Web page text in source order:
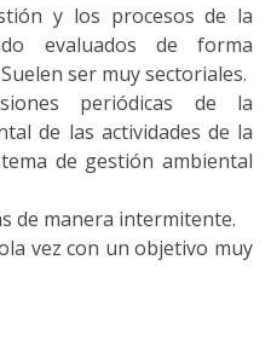
y los procesos de la
evaluados de forma
ser muy sectoriales.
periódicas de la
de las actividades de la
de gestión ambiental
de manera intermitente.
vez con un objetivo muy